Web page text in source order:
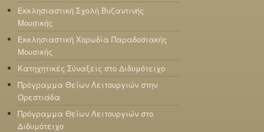
Εκκλησιαστική Σχολή Βυζαντινής
Μουσικής
Εκκλησιαστική Χορωδία Παραδοσιακής
Μουσικής
Κατηχητικές Σύναξεις στο Διδυμότειχο
Πρόγραμμα Θείων Λειτουργιών στην
Ορεστιάδα
Πρόγραμμα Θείων Λειτουργιών στο
Διδυμότειχο